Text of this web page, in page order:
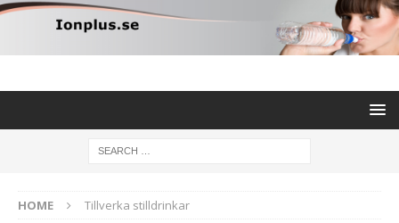
HOME Tillverka stilldrinkar